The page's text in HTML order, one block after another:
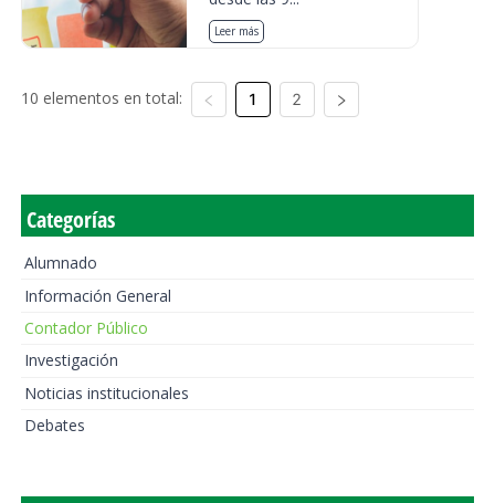
Leer más
10 elementos en total: 1 2
Categorías
Alumnado
Información General
Contador Público
Investigación
Noticias institucionales
Debates